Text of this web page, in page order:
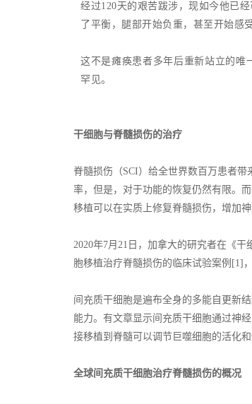
经过120天的艰苦跋涉，现如今他已
了平衡，腿部开始负重，甚至开始感
这不是瘫痪患者多年后重新站立的唯
罕见。
干细胞与脊髓损伤的治疗
脊髓损伤（SCI）给全世界数百万患者
率，但是，对于功能的恢复仍然有限。
移植可以在实质上修复脊髓损伤，增加
2020年7月21日，加拿大的研究者在《干
胞移植治疗脊髓损伤的临床试验案例[1]
间充质干细胞是遍布全身的多能自更新
能力。有文章显示间充质干细胞通过神
接移植到脊髓可以调节巨噬细胞的活化和
全球间充质干细胞治疗脊髓损伤的概况